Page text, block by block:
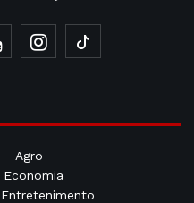
Agro
Economia
Entretenimento